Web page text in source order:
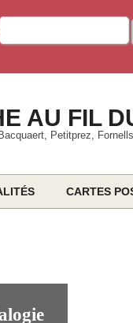
AU FIL
Petitprez,
CARTES